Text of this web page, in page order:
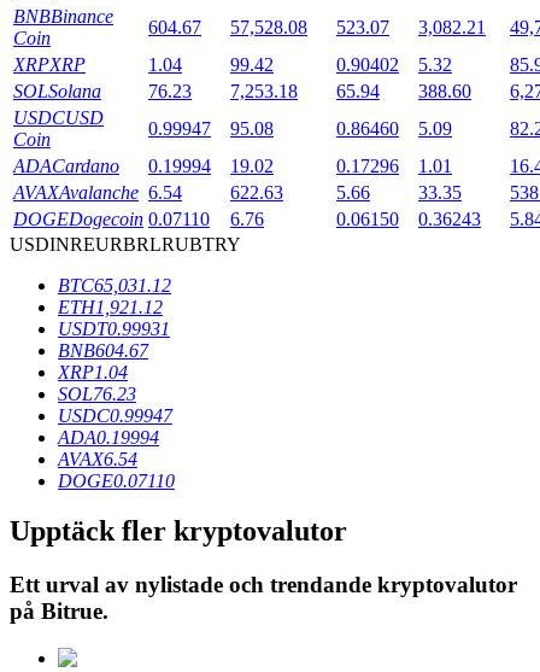
BTR-låsningar
Exklusiva investeringar för BTR-innehavare
Lån
Kryptostödd lånetjänst
BNBBinance
Coin
604.67 57,528.08 523.07 3,082.21
XRPXRP 1.04 99.42 0.90402 5.32
SOLSolana 76.23 7,253.18 65.94 388.60
USDCUSD
Coin
0.99947 95.08 0.86460 5.09
ADACardano 0.19994 19.02 0.17296 1.01
AVAXAvalanche 6.54 622.63 5.66 33.35
DOGEDogecoin 0.07110 6.76 0.06150 0.36243
USDINREURBRLRUBTRY
BTC65,031.12
ETH1,921.12
USDT0.99931
BNB604.67
XRP1.04
SOL76.23
USDC0.99947
ADA0.19994
AVAX6.54
DOGE0.07110
Upptäck fler kryptovalutor
Ett urval av nylistade och trendande kryptovalutor
på Bitrue.